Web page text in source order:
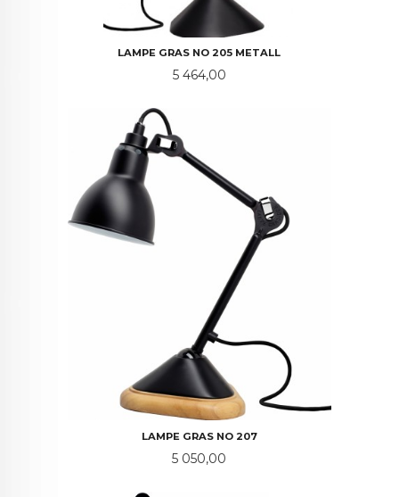
LAMPE GRAS NO 205 METALL
Pris
5 464,00
LAMPE GRAS NO 207
Pris
5 050,00